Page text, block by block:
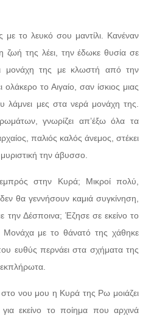
με το λευκό σου μαντίλι. Κανέναν
ζωή της λέει, την έδωκε θυσία σε
μονάχη της με κλωστή από την
το Αιγαίο, σαν ίσκιος μιας
μες στα νερά μονάχη της.
γνωρίζει απ’έξω όλα τα
παλιός καλός άνεμος, στέκει
την άβυσσο.
στην Κυρά; Μικροί πολύ,
θα γεννήσουν καμιά συγκίνηση,
την Δέσποινα; Έζησε σε εκείνο το
με το θάνατό της χάθηκε
ευθύς περνάει στα σχήματα της
νου μου η Κυρά της Ρω μοιάζει
εκείνο το ποίημα που αρχινά